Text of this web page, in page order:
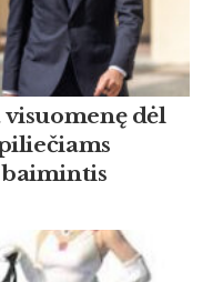
dėl